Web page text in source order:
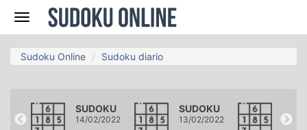
Navegación
Sudoku Online Sudoku diario
SUDOKU
14/02/2022
SUDOKU
13/02/2022 12/